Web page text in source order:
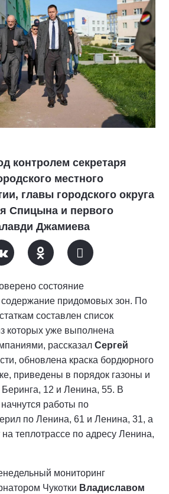
контролем секретаря
местного
главы городского округа
Спицына и первого
Джамиева
состояние
содержание придомовых зон. По
составлен список
которых уже выполнена
рассказал Сергей
обновлена краска бордюрного
приведены в порядок газоны и
Беринга, 12 и Ленина, 55. В
работы по
по Ленина, 61 и Ленина, 31, а
теплотрассе по адресу Ленина,
мониторинг
Чукотки Владиславом